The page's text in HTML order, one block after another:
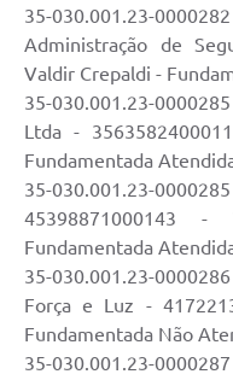
35-030.001.23-
Administração de
Valdir Crepaldi -
35-030.001.23-
Ltda -
Fundamentada
35-030.001.23-
45398871000143
Fundamentada
35-030.001.23-
Força e Luz -
Fundamentada Não
35-030.001.23-